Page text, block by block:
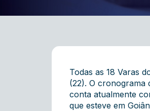
Todas as 18 Varas
(22). O cronograma
conta atualmente
que esteve em